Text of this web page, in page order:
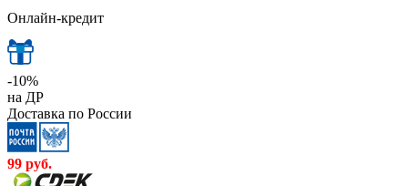
Онлайн-кредит
-10%
на ДР
Доставка по России
99 руб.